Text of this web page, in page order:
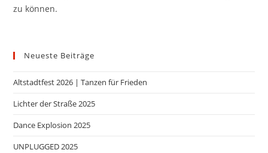
zu können.
Neueste Beiträge
Altstadtfest 2026 | Tanzen für Frieden
Lichter der Straße 2025
Dance Explosion 2025
UNPLUGGED 2025